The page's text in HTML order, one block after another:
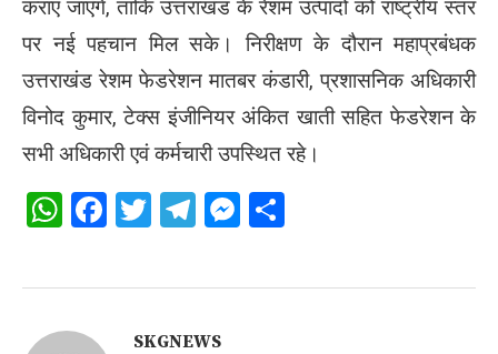
कराए जाएंगे, ताकि उत्तराखंड के रेशम उत्पादों को राष्ट्रीय स्तर
पर नई पहचान मिल सके।निरीक्षण के दौरान महाप्रबंधक
उत्तराखंड रेशम फेडरेशन मातबर कंडारी, प्रशासनिक अधिकारी
विनोद कुमार, टेक्स इंजीनियर अंकित खाती सहित फेडरेशन के
सभी अधिकारी एवं कर्मचारी उपस्थित रहे।
WhatsApp
Facebook
Twitter
Telegram
Messenger
SKGNEWS